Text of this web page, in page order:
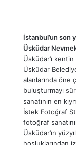
İstanbul’un son
Üsküdar
Üsküdar’ı
Üsküdar
alanlarında öne
buluşturmayı
sanatının en
İstek Fotoğraf
fotoğraf
Üsküdar’ın
hoşluklarından